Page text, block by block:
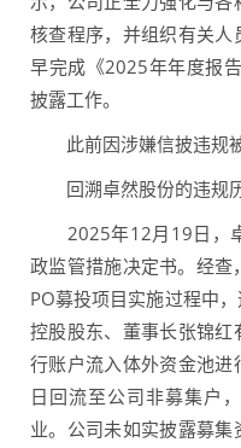
核查程序，并组织有关
早完成《2025年年度报
披露工作。
此前因涉嫌信披违规
回溯卓然股份的违规历
2025年12月19日，卓
政监管措施决定书。经
PO募投项目实施过程中
控股股东、董事长张锦
行账户流入体外资金池
日回流至公司非募集户
业。公司未如实披露募